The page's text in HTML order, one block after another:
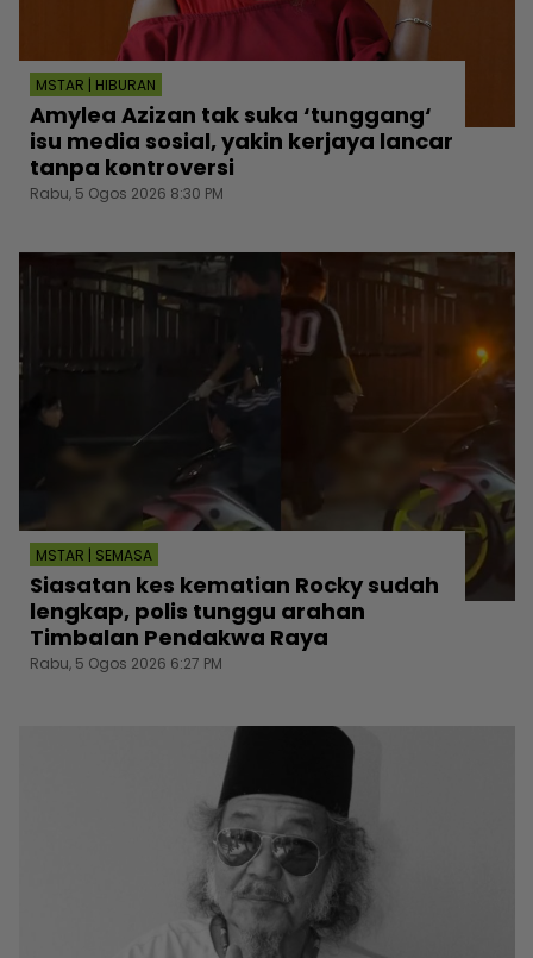
MSTAR | HIBURAN
Amylea Azizan tak suka ‘tunggang‘
isu media sosial, yakin kerjaya lancar
tanpa kontroversi
Rabu, 5 Ogos 2026 8:30 PM
MSTAR | SEMASA
Siasatan kes kematian Rocky sudah
lengkap, polis tunggu arahan
Timbalan Pendakwa Raya
Rabu, 5 Ogos 2026 6:27 PM